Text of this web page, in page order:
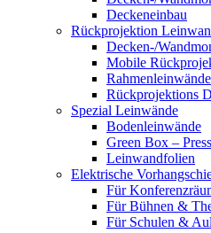
Deckeneinbau
Rückprojektion
Decken-/
Mobile
Rahmenleinwände
Rückprojektions
Spezial Leinwände
Bodenleinwände
Green Box –
Leinwandfolien
Elektrische
Für
Für Bühnen &
Für Schulen &